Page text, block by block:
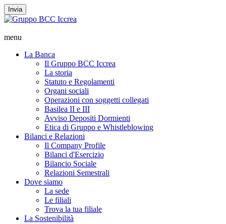
Invia
menu
La Banca
Il Gruppo BCC Iccrea
La storia
Statuto e Regolamenti
Organi sociali
Operazioni con soggetti collegati
Basilea II e III
Avviso Depositi Dormienti
Etica di Gruppo e Whistleblowing
Bilanci e Relazioni
Il Company Profile
Bilanci d'Esercizio
Bilancio Sociale
Relazioni Semestrali
Dove siamo
La sede
Le filiali
Trova la tua filiale
La Sostenibilità